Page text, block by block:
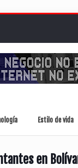
Estilo de vida
en